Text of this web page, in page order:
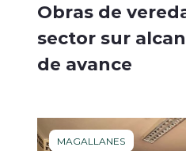
Obras de
sector sur
de avance
MAGALLANES